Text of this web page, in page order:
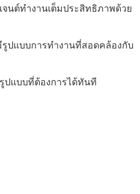
จนต์ทำงานเต็มประสิทธิภาพด้วย
รูปแบบการทำงานที่สอดคล้องกับ
ปแบบที่ต้องการได้ทันที